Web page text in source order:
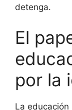
detenga.
El
por la
La educación